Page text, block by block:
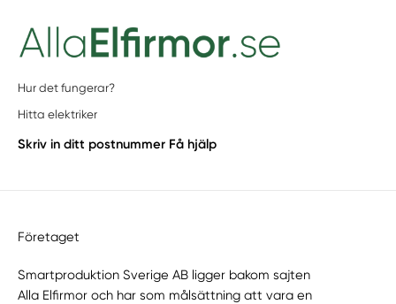
Hur det fungerar?
Hitta elektriker
Skriv in ditt postnummer Få hjälp
Företaget
Smartproduktion Sverige AB ligger bakom sajten
Alla Elfirmor och har som målsättning att vara en